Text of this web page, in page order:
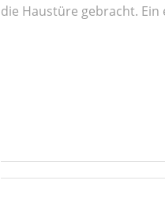
die Haustüre gebracht.